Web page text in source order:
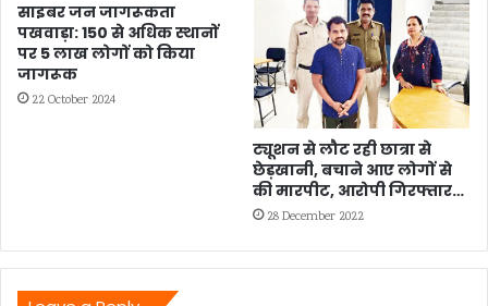
साइबर जन जागरूकता
पखवाड़ा: 150 से अधिक स्थानों
पर 5 लाख लोगों को किया
जागरूक
22 October 2024
ट्यूशन से लौट रही छात्रा से
छेड़खानी, बचाने आए लोगों से
की मारपीट, आरोपी गिरफ्तार…
28 December 2022